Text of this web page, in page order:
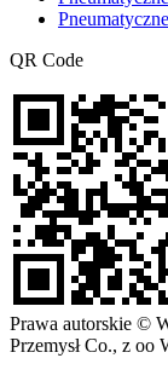
QR Code
Prawa autorskie ©
Przemysł Co., z oo